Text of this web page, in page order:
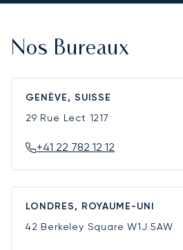
Nos Bureaux
GENÈVE, SUISSE
29 Rue Lect 1217
+41 22 782 12 12
LONDRES, ROYAUME-UNI
42 Berkeley SquareW1J 5AW